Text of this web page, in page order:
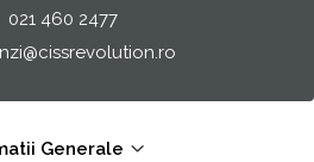
021 460 2477
Generale